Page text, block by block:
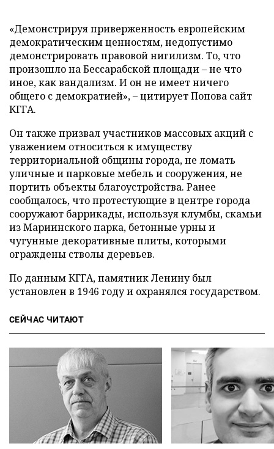
«Демонстрируя приверженность европейским
демократическим ценностям, недопустимо
демонстрировать правовой нигилизм. То, что
произошло на Бессарабской площади–не что
иное, как вандализм. И он не имеет ничего
общего с демократией»,–цитирует Попова сайт
КГГА.
Он также призвал участников массовых акций с
уважением относиться к имуществу
территориальной общины города, не ломать
уличные и парковые мебель и сооружения, не
портить объекты благоустройства. Ранее
сообщалось, что протестующие в центре города
сооружают баррикады, используя клумбы, скамьи
из Мариинского парка, бетонные урны и
чугунные декоративные плиты, которыми
ограждены стволы деревьев.
По данным КГГА, памятник Ленину был
установлен в 1946 году и охранялся государством.
СЕЙЧАС ЧИТАЮТ